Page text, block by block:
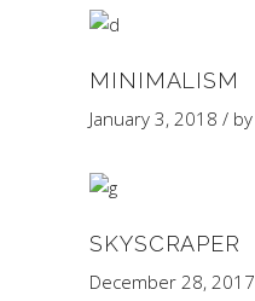
MINIMALISM
January 3, 2018 by
SKYSCRAPER
December 28, 2017